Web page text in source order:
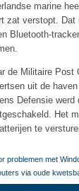
marine
zat verstopt. Dat
Bluetooth-
de Militaire
uit de
Defensie
Het
te
problemen met
via oude